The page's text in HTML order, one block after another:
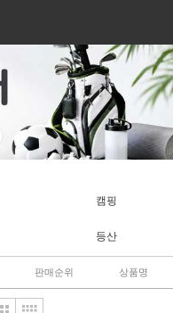
캠핑
등산
판매순위 상품명